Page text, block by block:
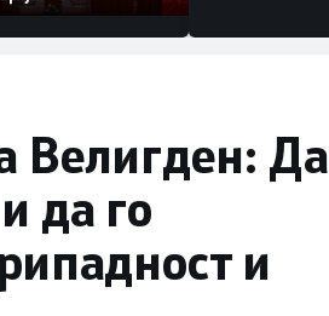
Велигден: Да
да го
и